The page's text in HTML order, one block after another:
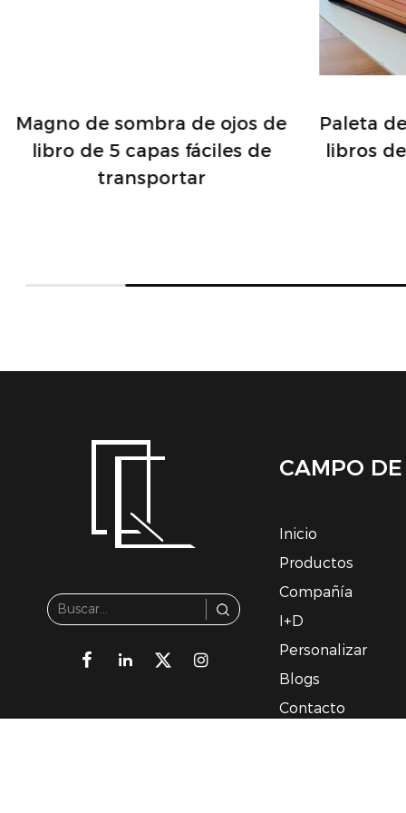
Magno de sombra de ojos de
libro de 5 capas fáciles de
transportar
Paleta
libros
CAMPO
Inicio
Productos
Compañía
I+D
Personalizar
Blogs
Contacto